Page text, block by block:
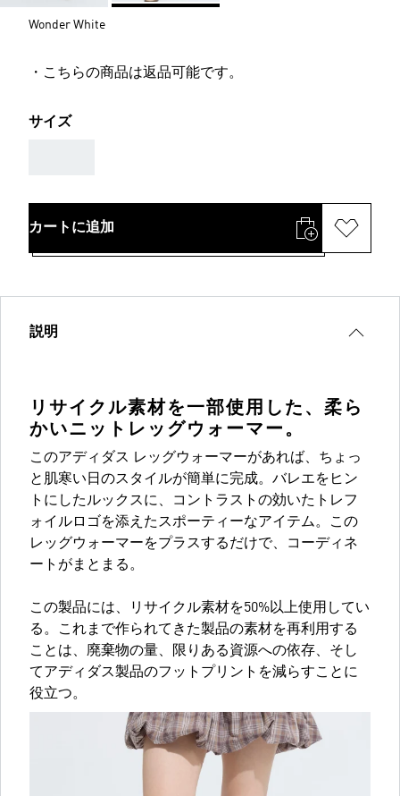
Wonder White
・こちらの商品は返品可能です。
サイズ
カートに追加
説明
リサイクル素材を一部使用した、柔ら
かいニットレッグウォーマー。
このアディダス レッグウォーマーがあれば、ちょっ
と肌寒い日のスタイルが簡単に完成。バレエをヒン
トにしたルックスに、コントラストの効いたトレフ
ォイルロゴを添えたスポーティーなアイテム。この
レッグウォーマーをプラスするだけで、コーディネ
ートがまとまる。
この製品には、リサイクル素材を50%以上使用してい
る。これまで作られてきた製品の素材を再利用する
ことは、廃棄物の量、限りある資源への依存、そし
てアディダス製品のフットプリントを減らすことに
役立つ。